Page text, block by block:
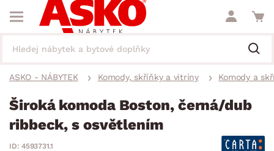
ASKO - NÁBYTEK Komody, skříňky a vitríny Komody a
Široká komoda Boston, černá/dub
ribbeck, s osvětlením
ID: 4593731.1